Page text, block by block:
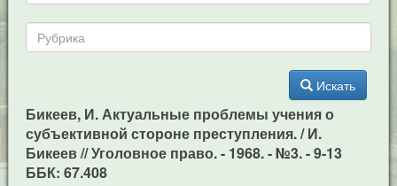
Искать
Бикеев, И. Актуальные проблемы учения о
субъективной стороне преступления. / И.
Бикеев // Уголовное право. - 1968. - №3. - 9-13
ББК: 67.408